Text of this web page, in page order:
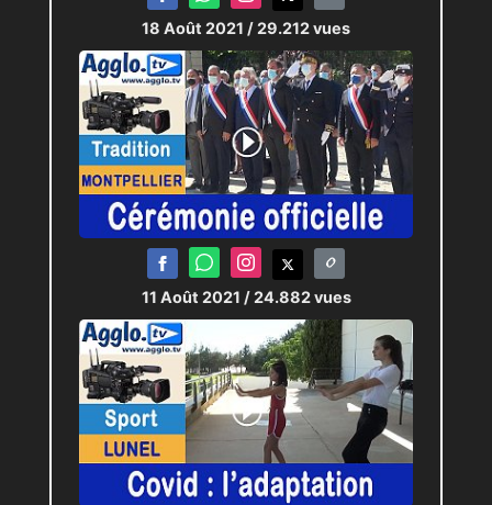
18 Août 2021 / 29.212 vues
11 Août 2021 / 24.882 vues